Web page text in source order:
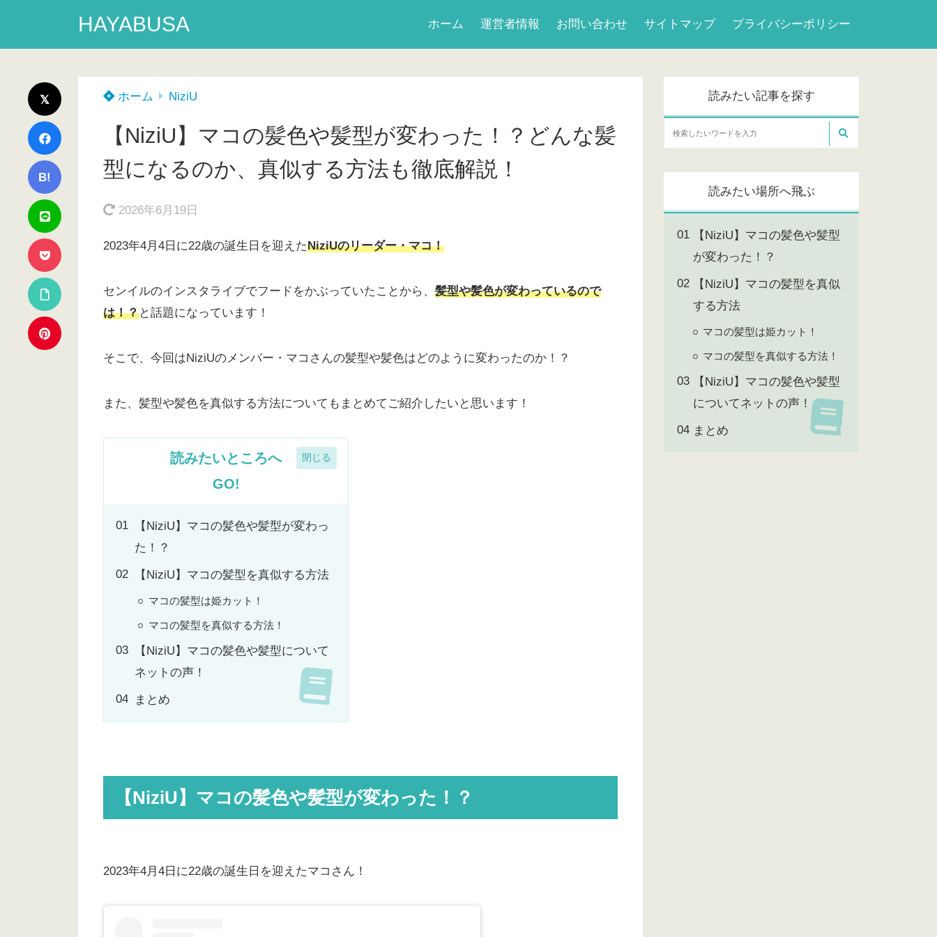
HAYABUSA ホーム 運営者情報 お問い合わせ サイトマップ プライバシーポリシー
B!
ホーム NiziU
【NiziU】マコの髪色や髪型が変わった！？どんな髪
型になるのか、真似する方法も徹底解説！
2026年6月19日
2023年4月4日に22歳の誕生日を迎えたNiziUのリーダー・マコ！
センイルのインスタライブでフードをかぶっていたことから、 髪型や髪色が変わっているので
は！？と話題になっています！
そこで、今回はNiziUのメンバー・マコさんの髪型や髪色はどのように変わったのか！？
また、髪型や髪色を真似する方法についてもまとめてご紹介したいと思います！
読みたいところへ
GO!
【NiziU】マコの髪色や髪型が変わっ
た！？
【NiziU】マコの髪型を真似する方法
マコの髪型は姫カット！
マコの髪型を真似する方法！
【NiziU】マコの髪色や髪型について
ネットの声！
まとめ
【NiziU】マコの髪色や髪型が変わった！？
2023年4月4日に22歳の誕生日を迎えたマコさん！
読みたい記事を探す
読みたい場所へ飛ぶ
【NiziU】マコの髪色や髪型
が変わった！？
【NiziU】マコの髪型を真似
する方法
マコの髪型は姫カット！
マコの髪型を真似する方法！
【NiziU】マコの髪色や髪型
についてネットの声！
まとめ